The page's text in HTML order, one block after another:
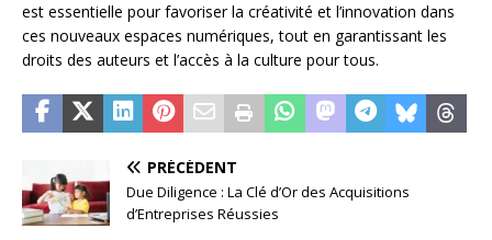
est essentielle pour favoriser la créativité et l’innovation dans
ces nouveaux espaces numériques, tout en garantissant les
droits des auteurs et l’accès à la culture pour tous.
PRÉCÉDENT
Due Diligence : La Clé d’Or des Acquisitions
d’Entreprises Réussies